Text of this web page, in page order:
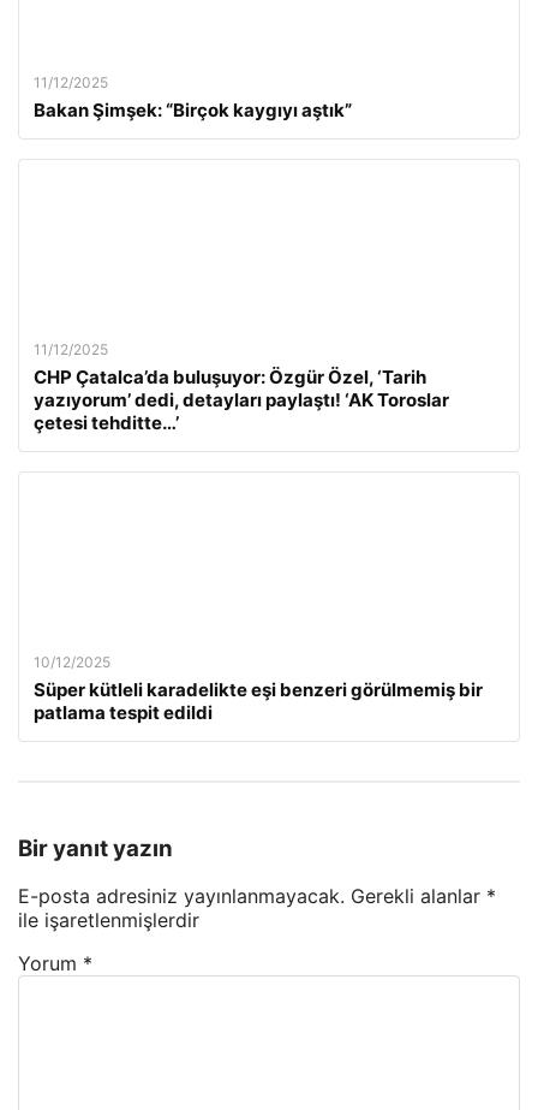
11/12/2025
Bakan Şimşek: “Birçok kaygıyı aştık”
11/12/2025
CHP Çatalca’da buluşuyor: Özgür Özel, ‘Tarih
yazıyorum’ dedi, detayları paylaştı! ‘AK Toroslar
çetesi tehditte…’
10/12/2025
Süper kütleli karadelikte eşi benzeri görülmemiş bir
patlama tespit edildi
Bir yanıt yazın
E-posta adresiniz yayınlanmayacak. Gerekli alanlar *
ile işaretlenmişlerdir
Yorum *